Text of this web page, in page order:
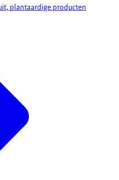
plantaardige producten